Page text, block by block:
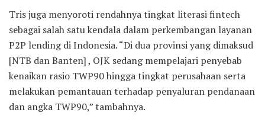
Tris juga menyoroti rendahnya tingkat literasi fintech
sebagai salah satu kendala dalam perkembangan layanan
P2P lending di Indonesia. “Di dua provinsi yang dimaksud
[NTB dan Banten] , OJK sedang mempelajari penyebab
kenaikan rasio TWP90 hingga tingkat perusahaan serta
melakukan pemantauan terhadap penyaluran pendanaan
dan angka TWP90,” tambahnya.